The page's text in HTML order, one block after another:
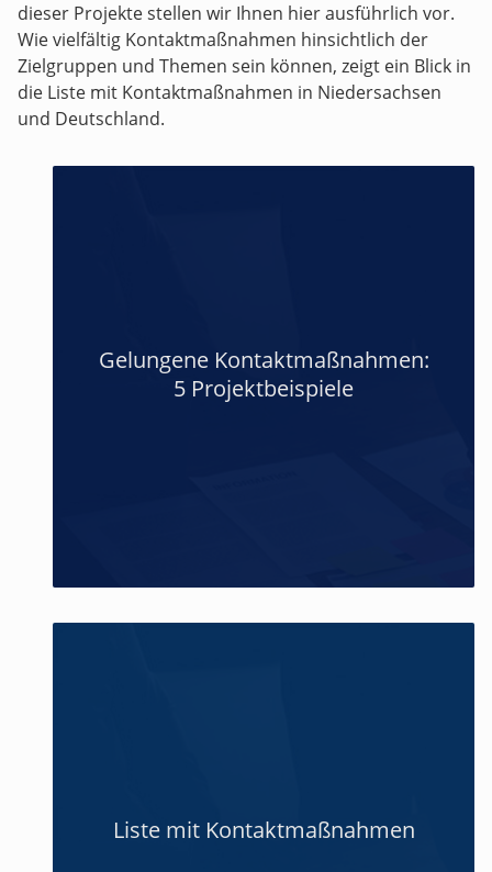
dieser Projekte stellen wir Ihnen hier ausführlich vor.
Wie vielfältig Kontaktmaßnahmen hinsichtlich der
Zielgruppen und Themen sein können, zeigt ein Blick in
die Liste mit Kontaktmaßnahmen in Niedersachsen
und Deutschland.
Gelungene Kontaktmaßnahmen:
5 Projektbeispiele
Liste mit Kontaktmaßnahmen